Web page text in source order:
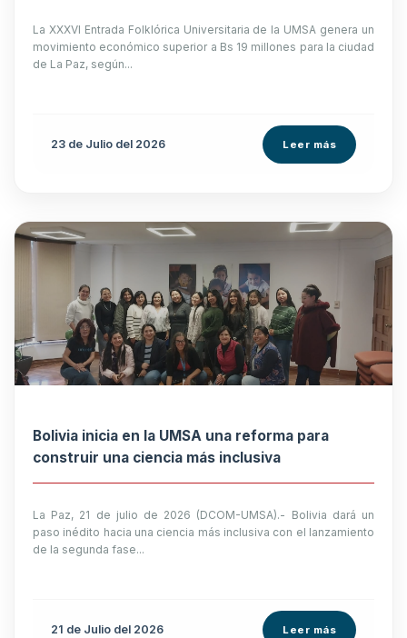
La XXXVI Entrada Folklórica Universitaria de la UMSA genera un
movimiento económico superior a Bs 19 millones para la ciudad
de La Paz, según...
23 de Julio del 2026 Leer más
Bolivia inicia en la UMSA una reforma para
construir una ciencia más inclusiva
La Paz, 21 de julio de 2026 (DCOM-UMSA).- Bolivia dará un
paso inédito hacia una ciencia más inclusiva con el lanzamiento
de la segunda fase...
21 de Julio del 2026 Leer más